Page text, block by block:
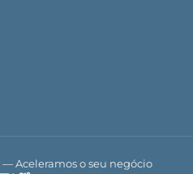
Aceleramos o seu negócio